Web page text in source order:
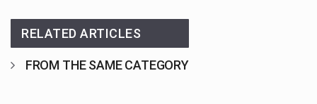
RELATED ARTICLES
FROM THE SAME CATEGORY